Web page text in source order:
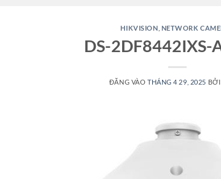
HIKVISION NETWORK
DS-2DF8442IXS-
ĐĂNG VÀO THÁNG 4 29, 2025 BỞI